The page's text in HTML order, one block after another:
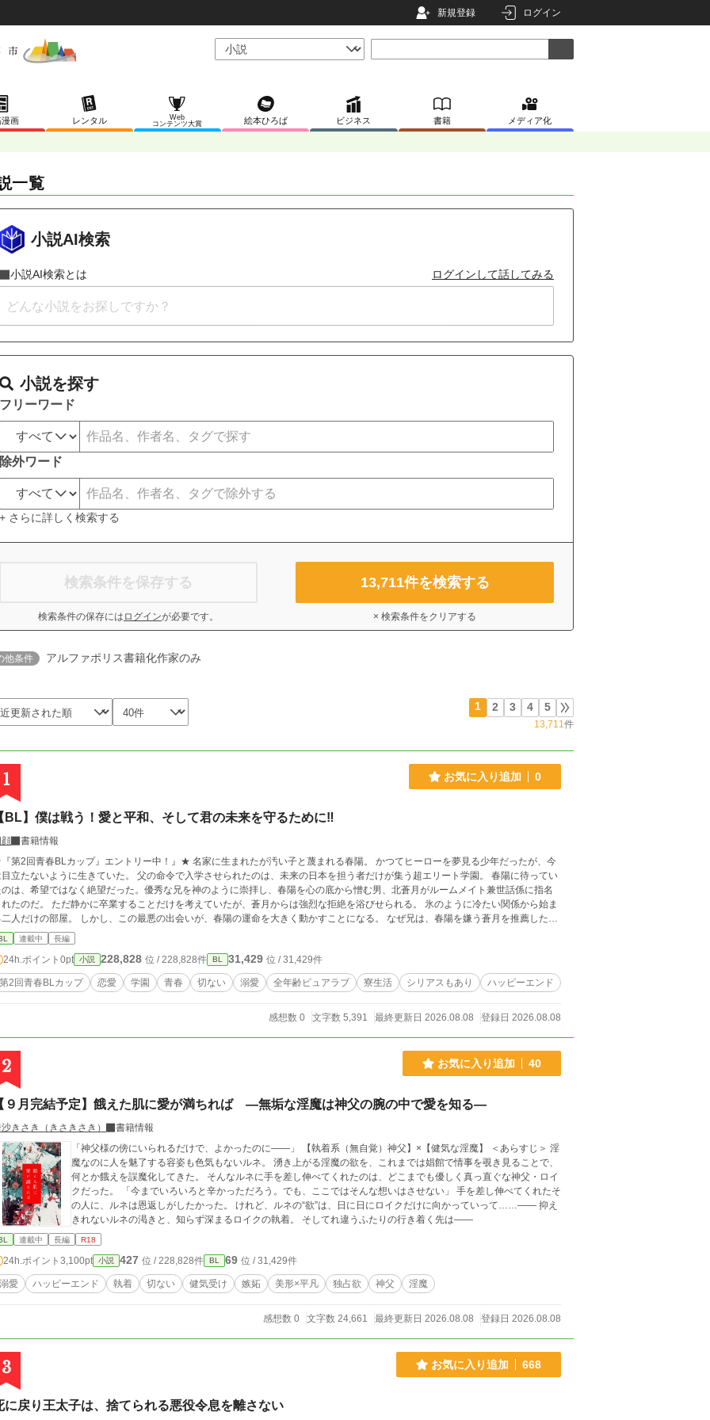
新規登録 ログイン
画 レンタル
Web
コンテンツ大賞
絵本ひろば ビジネス 書籍 メディア化
一覧
小説AI検索
小説AI検索とは ログインして話してみる
小説を探す
フリーワード
除外ワード
+ さらに詳しく検索する
検索条件を保存する
検索条件の保存には ログインが必要です。
13,711件を検索する
× 検索条件をクリアする
他条件 アルファポリス書籍化作家のみ
1 2 3 4 5
13,711件
1 お気に入り追加 0
BL】僕は戦う！愛と平和、そして君の未来を守るために‼︎
書籍情報
回青春BLカップ』エントリー中！』★ 名家に生まれたが汚い子と蔑まれる春陽。 かつてヒーローを夢見る少年だったが、今
立たないように生きていた。 父の命令で入学させられたのは、未来の日本を担う者だけが集う超エリート学園。 春陽に待ってい
は、希望ではなく絶望だった。優秀な兄を神のように崇拝し、春陽を心の底から憎む男、北蒼月がルームメイト兼世話係に指名
たのだ。 ただ静かに卒業することだけを考えていたが、蒼月からは強烈な拒絶を浴びせられる。 氷のように冷たい関係から始ま
人だけの部屋。 しかし、この最悪の出会いが、春陽の運命を大きく動かすことになる。 なぜ兄は、春陽を嫌う蒼月を推薦したの
家の呪縛と兄の影から、春陽は抜け出すことができるのか。 じれじれピュアラブ学園生活は待ったなし！？ 犬猿の仲から始まる
と淡い恋の物語。 氷の王子と呼ばれる忠犬×ヒーローを夢見ていた男の子
連載中 長編
24h.ポイント 0pt 小説 228,828 位 / 228,828件 BL 31,429 位 / 31,429件
第2回青春BLカップ 恋愛 学園 青春 切ない 溺愛 全年齢ピュアラブ 寮生活 シリアスもあり ハッピーエンド
感想数 0 文字数 5,391 最終更新日 2026.08.08 登録日 2026.08.08
2 お気に入り追加 40
９月完結予定】餓えた肌に愛が満ちれば ―無垢な淫魔は神父の腕の中で愛を知る―
きさき（きさきさき）
書籍情報
「神父様の傍にいられるだけで、よかったのに――」 【執着系（無自覚）神父】×【健気な淫魔】 ＜あらすじ＞ 淫
魔なのに人を魅了する容姿も色気もないルネ。 湧き上がる淫魔の欲を、これまでは娼館で情事を覗き見ることで、
何とか餓えを誤魔化してきた。 そんなルネに手を差し伸べてくれたのは、どこまでも優しく真っ直ぐな神父・ロイ
クだった。 「今までいろいろと辛かっただろう。でも、ここではそんな想いはさせない」 手を差し伸べてくれたそ
の人に、ルネは恩返しがしたかった。 けれど、ルネの“欲”は、日に日にロイクだけに向かっていって……―― 抑え
きれないルネの渇きと、知らず深まるロイクの執着。 そしてれ違うふたりの行き着く先は――
連載中 長編 R18
24h.ポイント 3,100pt 小説 427 位 / 228,828件 BL 69 位 / 31,429件
溺愛 ハッピーエンド 執着 切ない 健気受け 嫉妬 美形×平凡 独占欲 神父 淫魔
感想数 0 文字数 24,661 最終更新日 2026.08.08 登録日 2026.08.08
3 お気に入り追加 668
に戻り王太子は、捨てられる悪役令息を離さない